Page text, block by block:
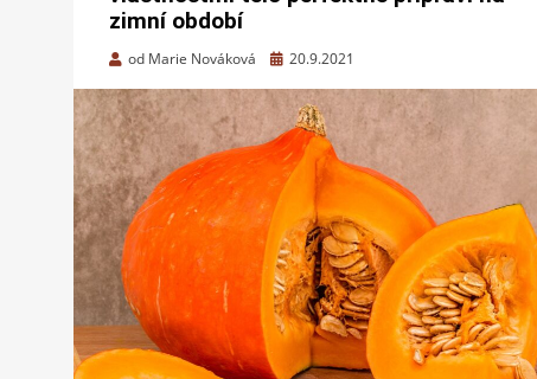
zimní období
od Marie Nováková
Zveřejněno
20.9.2021